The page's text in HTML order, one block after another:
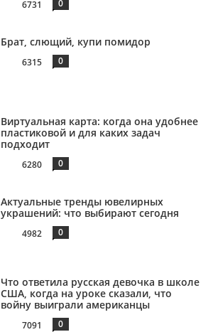
6731 0
Брат, слющий, купи помидор
6315 0
Виртуальная карта: когда она удобнее
пластиковой и для каких задач
подходит
6280 0
Актуальные тренды ювелирных
украшений: что выбирают сегодня
4982 0
Что ответила русская девочка в школе
США, когда на уроке сказали, что
войну выиграли американцы
7091 0